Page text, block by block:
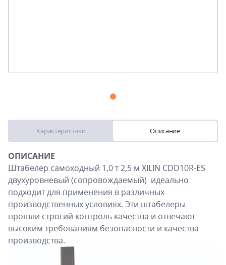
Характеристики Описание
ОПИСАНИЕ
Штабелер самоходный 1,0 т 2,5 м XILIN CDD10R-ES
двухуровневый (сопровождаемый) идеально
подходит для применения в различных
производственных условиях. Эти штабелеры
прошли строгий контроль качества и отвечают
высоким требованиям безопасности и качества
производства.